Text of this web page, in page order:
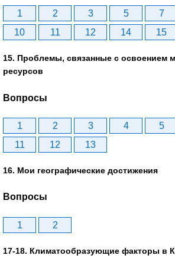
1 2 3 5 7
10
11 12 14 15
15. Проблемы, связанные с освоением
ресурсов
Вопросы
1 2 3 4 5
11
12 13
16. Мои географические достижения
Вопросы
1 2
17-18. Климатообразующие факторы в